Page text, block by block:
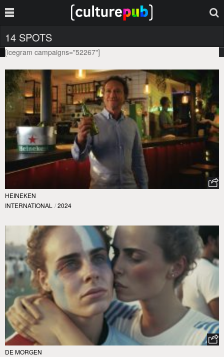
14 SPOTS
[icegram campaigns="52267"]
HEINEKEN
INTERNATIONAL / 2024
DE MORGEN